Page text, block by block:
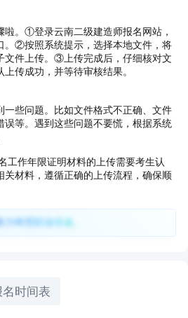
啦。①登录云南二级建造师报名网站，
。②按照系统提示，选择本地文件，将
文件上传。③上传完成后，仔细核对文
传成功，并等待审核结果。
一些问题。比如文件格式不正确、文件
误等。遇到这些问题不要慌，根据系统
工作年限证明材料的上传需要考生认
关材料，遵循正确的上传流程，确保顺
力终照职业坦途。
时间表